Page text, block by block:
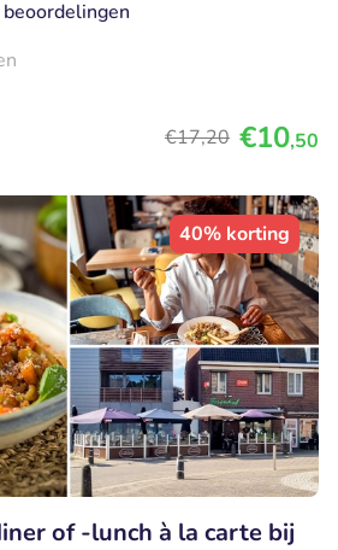
€17,20 €10,50
40% korting
of -lunch à la carte bij